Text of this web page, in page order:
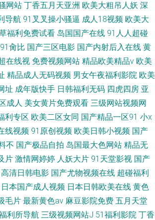
网站 丁香五月天亚洲 欧美大粗吊人妖 深
导航 91叉叉操小骚逼 成人18视频 欧美大
福利免费试看 岛国国产在线 91人人超碰
91肏比 国产三区电影 国产内射后入在线 黄
在线视 免费视频网站 精品欧美精品v 欧美
精品成人无码视频 男女午夜福利影院 欧美
址 成年版快手 日韩福利无码 四虎四房 亚
成人 美女黄片免费观看 三级网站视频网
利专区 欧美二区女同 国产精品一区91 小x
线视频 91原创视频 欧美日韩小视频 国产
不 国产极品自拍 岛国最大色网站 精品无
片 激情网婷婷 人妖大片 91天堂影视 国产
高清日韩电影 国产尤物视频在线 超碰福利
日本国产成人视频 日本日韩欧美在线 黄色
毛片 最新黄色av 麻豆影院免费 五月天堂
利所导航 三级视频网站J 51福利影院 丁香